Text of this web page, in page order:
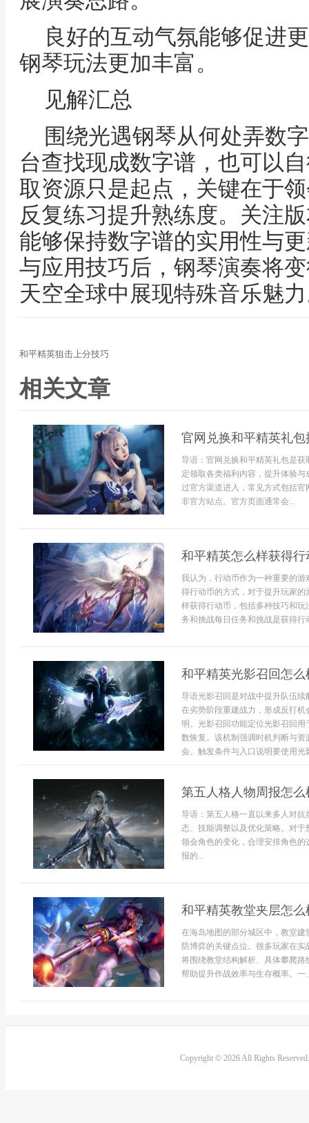
良好的互动气氛能够促进
钢琴玩法更加丰富。
见解汇总
围绕光遇钢琴从何处弄数
台查找现成数字谱，也可以
取资源只是起点，关键在于
反复练习提升熟练度。关注
能够保持数字谱的实用性与
与应用技巧后，钢琴演奏将
天空全球中展现特殊音乐魅
和平精英狙击上分技巧
相关文章
官网兑换和平精英礼
导语：官网兑换和平精英礼包是
定领取各类福利内容，提升体验
过官方渠道进入，常见方式包括
非官方站点。官方页面通常会...
和平精英怎么样获得行
我认为，行动币作为一种重要的
得行动币的方式，对于提升玩家
样获得行动币，包括多种技巧和
务和挑战每日任务和挑战是获得行
和平精英光影召回怎么
导语光影召回是对战中提升队伍
在劣势阶段重建战力，形成反打
明。光影召回功能定位光影召回
数恢复。该机制强调时机判断与
会。触发条件与入口说明要使用
第五人格人物周报怎么
导语：第五人格一直以来多人对
态、技能调整以及优化策略。对
领会角色的变化，合理安排角色
报的...
和平精英教堂夹层怎么
在海岛地图的部分城区中，教堂
防博弈的关键点位。很多玩家在
将围绕教堂结构解析、具体攀爬
帮助提升作战效率与生存概率。一
Copyright © 2026 All Rights